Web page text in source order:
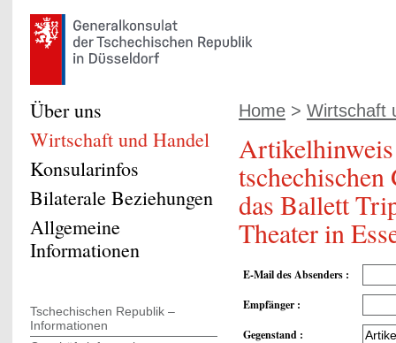
Home > Wirtschaft
das Ballett
Theater in
E-Mail des Absenders :
Empfänger :
Gegenstand :
Über uns
Wirtschaft und Handel
Konsularinfos
Bilaterale Beziehungen
Allgemeine
Informationen
Tschechischen Republik –
Informationen